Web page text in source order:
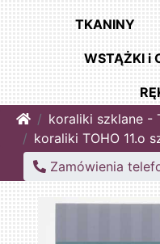
TKANINY
WSTĄŻKI i
Homekoraliki szklane -
koraliki TOHO 11.o
Zamówienia